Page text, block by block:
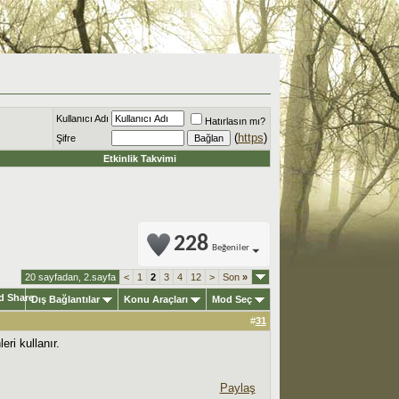
Kullanıcı Adı
Hatırlasın mı?
Şifre
(https)
Etkinlik Takvimi
228 Beğeniler
20 sayfadan, 2.sayfa < 1 2 3 4 12 > Son»
Dış Bağlantılar Konu Araçları
Mod Seç
#31
kullanır.
Paylaş